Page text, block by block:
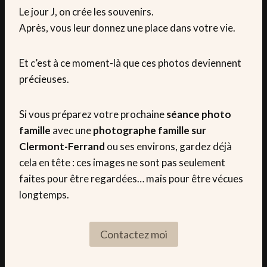
Le jour J, on crée les souvenirs.
Après, vous leur donnez une place dans votre vie.
Et c’est à ce moment-là que ces photos deviennent
précieuses.
Si vous préparez votre prochaineséance photo
famille avec unephotographe famille sur
Clermont-Ferrand ou ses environs, gardez déjà
cela en tête : ces images ne sont pas seulement
faites pour être regardées… mais pour être vécues
longtemps.
Contactez moi